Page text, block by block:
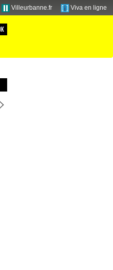
Villeurbanne.fr Viva en ligne